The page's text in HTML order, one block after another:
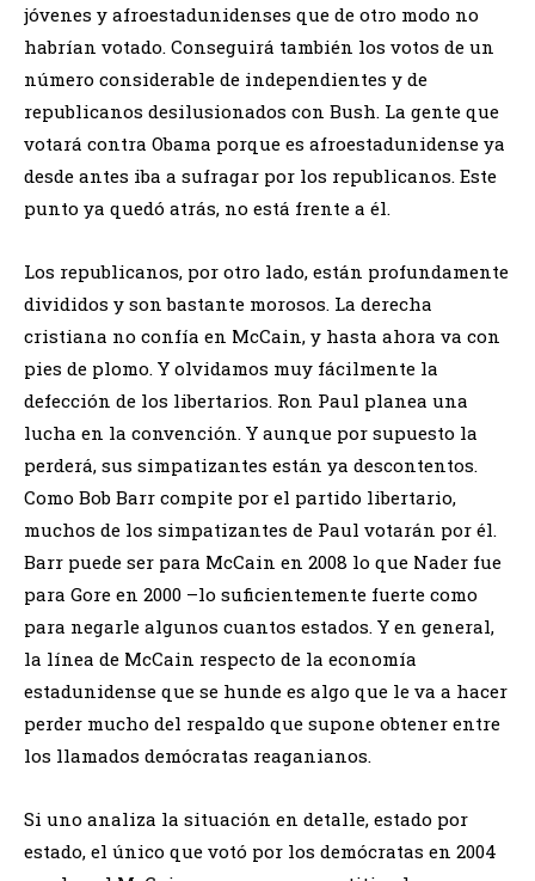
jóvenes y afroestadunidenses que de otro modo no
habrían votado. Conseguirá también los votos de un
número considerable de independientes y de
republicanos desilusionados con Bush. La gente que
votará contra Obama porque es afroestadunidense ya
desde antes iba a sufragar por los republicanos. Este
punto ya quedó atrás, no está frente a él.
Los republicanos, por otro lado, están profundamente
divididos y son bastante morosos. La derecha
cristiana no confía en McCain, y hasta ahora va con
pies de plomo. Y olvidamos muy fácilmente la
defección de los libertarios. Ron Paul planea una
lucha en la convención. Y aunque por supuesto la
perderá, sus simpatizantes están ya descontentos.
Como Bob Barr compite por el partido libertario,
muchos de los simpatizantes de Paul votarán por él.
Barr puede ser para McCain en 2008 lo que Nader fue
para Gore en 2000 –lo suficientemente fuerte como
para negarle algunos cuantos estados. Y en general,
la línea de McCain respecto de la economía
estadunidense que se hunde es algo que le va a hacer
perder mucho del respaldo que supone obtener entre
los llamados demócratas reaganianos.
Si uno analiza la situación en detalle, estado por
estado, el único que votó por los demócratas en 2004